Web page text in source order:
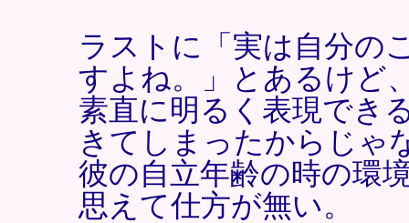
ラストに「実は自分の
すよね。」とあるけど
素直に明るく表現でき
きてしまったからじゃ
彼の自立年齢の時の環
思えて仕方が無い。